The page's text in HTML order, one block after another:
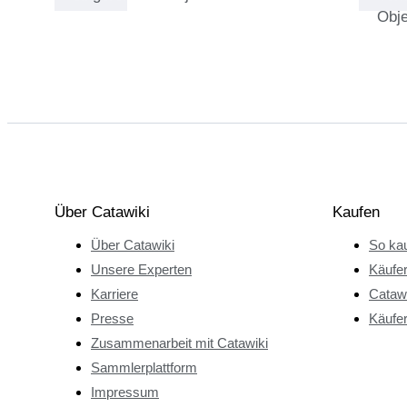
Großmutter ist im
Laufe der Zeit das
Luxusmode geworden.
Seine zusätzlichen
Über Catawiki
Über Catawiki
Unsere Experten
Karriere
Presse
Zusammenarbeit mit Catawiki
Sammlerplattform
Impressum
Kaufen
So